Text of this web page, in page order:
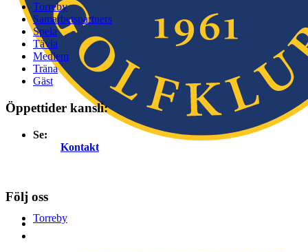
Torreby
Torreby
Samarbetspartners
Spela
Tävla
Medlem
Träna
Gäst
Öppettider kansli:
Se:
Kontakt
Följ oss